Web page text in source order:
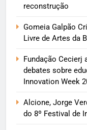
reconstrução
Gomeia Galpão
Livre de Artes da
Fundação Cecierj
debates sobre
Innovation Week
Alcione, Jorge
do 8º Festival de